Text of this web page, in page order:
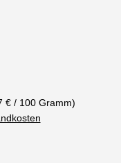
€ / 100 Gramm)